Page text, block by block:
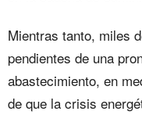
Mientras tanto, miles
pendientes de una
abastecimiento, en
de que la crisis